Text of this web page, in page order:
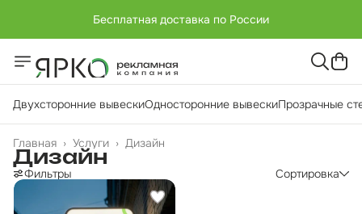
Бесплатная доставка по России
Бесплатная доставка по России
Двухсторонние вывескиОдносторонние вывескиПрозрачные
Дизайн
Услуги ›
Главная ›
Дизайн
Фильтры Сортировка